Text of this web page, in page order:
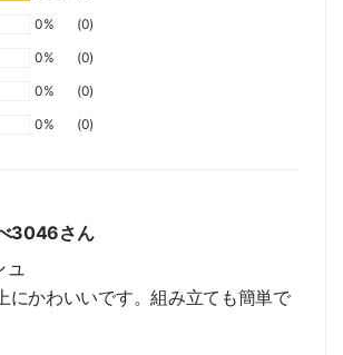
0%
(0)
0%
(0)
0%
(0)
0%
(0)
3046さん
にかわいいです。組み立ても簡単で